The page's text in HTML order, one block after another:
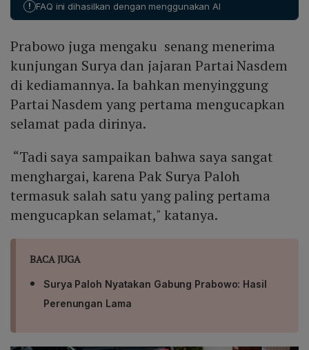
depan.
! FAQ ini dihasilkan dengan menggunakan AI
Prabowo juga mengaku senang menerima
kunjungan Surya dan jajaran Partai Nasdem
di kediamannya. Ia bahkan menyinggung
Partai Nasdem yang pertama mengucapkan
selamat pada dirinya.
“Tadi saya sampaikan bahwa saya sangat
menghargai, karena Pak Surya Paloh
termasuk salah satu yang paling pertama
mengucapkan selamat," katanya.
BACA JUGA
Surya Paloh Nyatakan Gabung Prabowo: Hasil
Perenungan Lama